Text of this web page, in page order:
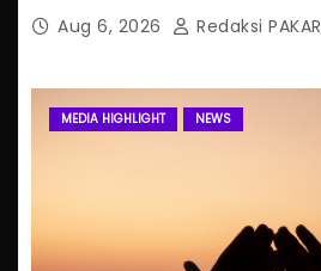
Aug 6, 2026 Redaksi PAKAR
MEDIA HIGHLIGHT NEWS